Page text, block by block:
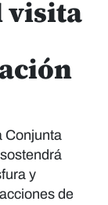
visita
Conjunta
y
de